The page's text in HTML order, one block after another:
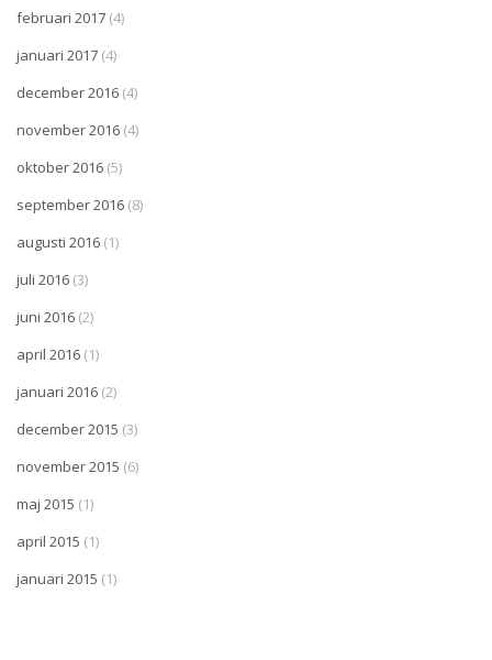
februari 2017 (4)
januari 2017 (4)
december 2016 (4)
november 2016 (4)
oktober 2016 (5)
september 2016 (8)
augusti 2016 (1)
juli 2016 (3)
juni 2016 (2)
april 2016 (1)
januari 2016 (2)
december 2015 (3)
november 2015 (6)
maj 2015 (1)
april 2015 (1)
januari 2015 (1)